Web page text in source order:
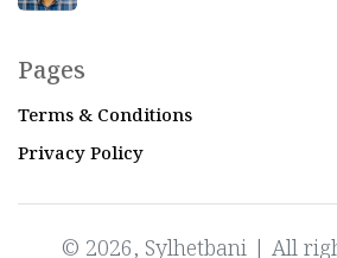
Pages
Terms & Conditions
Privacy Policy
© 2026, Sylhetbani | All